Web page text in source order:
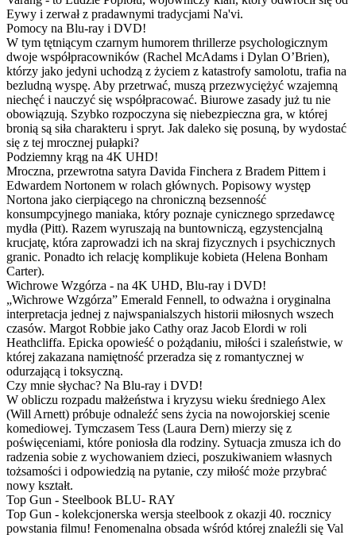
Eywy i zerwał z pradawnymi tradycjami Na'vi.
Pomocy na Blu-ray i DVD!
W tym tętniącym czarnym humorem thrillerze psychologicznym
dwoje współpracowników (Rachel McAdams i Dylan O’Brien),
którzy jako jedyni uchodzą z życiem z katastrofy samolotu, trafia na
bezludną wyspę. Aby przetrwać, muszą przezwyciężyć wzajemną
niechęć i nauczyć się współpracować. Biurowe zasady już tu nie
obowiązują. Szybko rozpoczyna się niebezpieczna gra, w której
bronią są siła charakteru i spryt. Jak daleko się posuną, by wydostać
się z tej mrocznej pułapki?
Podziemny krąg na 4K UHD!
Mroczna, przewrotna satyra Davida Finchera z Bradem Pittem i
Edwardem Nortonem w rolach głównych. Popisowy występ
Nortona jako cierpiącego na chroniczną bezsenność
konsumpcyjnego maniaka, który poznaje cynicznego sprzedawcę
mydła (Pitt). Razem wyruszają na buntowniczą, egzystencjalną
krucjatę, która zaprowadzi ich na skraj fizycznych i psychicznych
granic. Ponadto ich relację komplikuje kobieta (Helena Bonham
Carter).
Wichrowe Wzgórza - na 4K UHD, Blu-ray i DVD!
„Wichrowe Wzgórza” Emerald Fennell, to odważna i oryginalna
interpretacja jednej z najwspanialszych historii miłosnych wszech
czasów. Margot Robbie jako Cathy oraz Jacob Elordi w roli
Heathcliffa. Epicka opowieść o pożądaniu, miłości i szaleństwie, w
której zakazana namiętność przeradza się z romantycznej w
odurzającą i toksyczną.
Czy mnie słychac? Na Blu-ray i DVD!
W obliczu rozpadu małżeństwa i kryzysu wieku średniego Alex
(Will Arnett) próbuje odnaleźć sens życia na nowojorskiej scenie
komediowej. Tymczasem Tess (Laura Dern) mierzy się z
poświęceniami, które poniosła dla rodziny. Sytuacja zmusza ich do
radzenia sobie z wychowaniem dzieci, poszukiwaniem własnych
tożsamości i odpowiedzią na pytanie, czy miłość może przybrać
nowy kształt.
Top Gun - Steelbook BLU- RAY
Top Gun - kolekcjonerska wersja steelbook z okazji 40. rocznicy
powstania filmu! Fenomenalna obsada wśród której znaleźli się Val